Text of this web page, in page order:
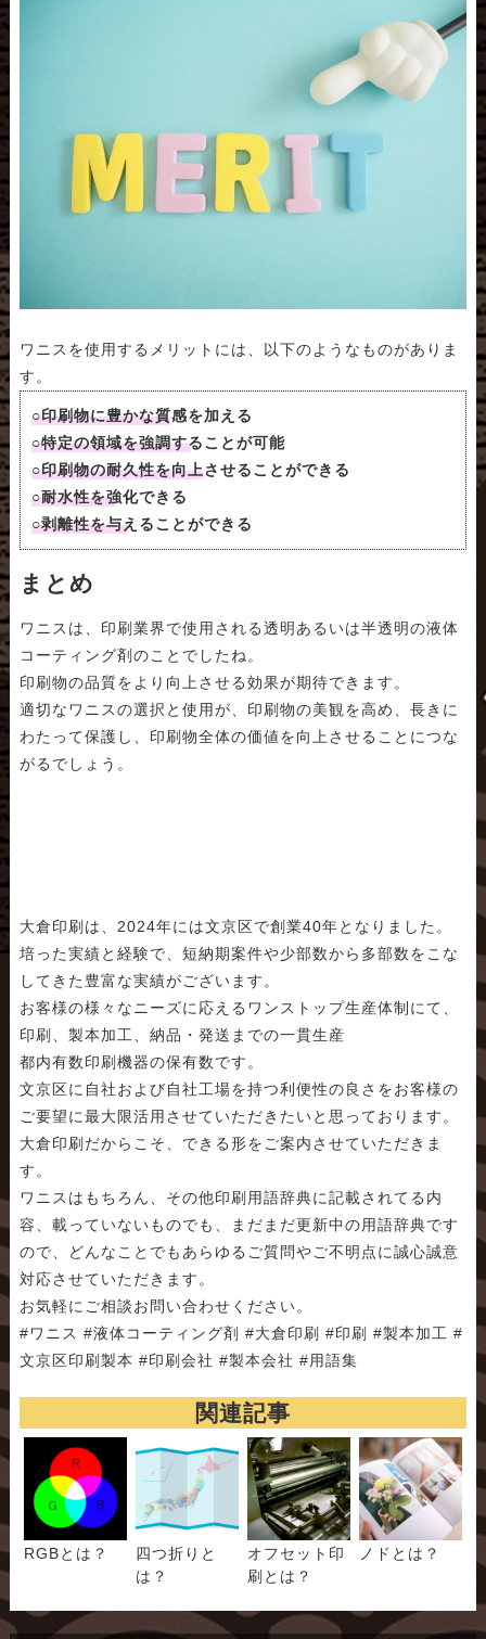
ワニスを使用するメリットには、以下のようなものがありま
す。
○印刷物に豊かな質感を加える
○特定の領域を強調することが可能
○印刷物の耐久性を向上させることができる
○耐水性を強化できる
○剥離性を与えることができる
まとめ
ワニスは、印刷業界で使用される透明あるいは半透明の液体
コーティング剤のことでしたね。
印刷物の品質をより向上させる効果が期待できます。
適切なワニスの選択と使用が、印刷物の美観を高め、長きに
わたって保護し、印刷物全体の価値を向上させることにつな
がるでしょう。
大倉印刷は、2024年には文京区で創業40年となりました。
培った実績と経験で、短納期案件や少部数から多部数をこな
してきた豊富な実績がございます。
お客様の様々なニーズに応えるワンストップ生産体制にて、
印刷、製本加工、納品・発送までの一貫生産
都内有数印刷機器の保有数です。
文京区に自社および自社工場を持つ利便性の良さをお客様の
ご要望に最大限活用させていただきたいと思っております。
大倉印刷だからこそ、できる形をご案内させていただきま
す。
ワニスはもちろん、その他印刷用語辞典に記載されてる内
容、載っていないものでも、まだまだ更新中の用語辞典です
ので、どんなことでもあらゆるご質問やご不明点に誠心誠意
対応させていただきます。
お気軽にご相談お問い合わせください。
#ワニス #液体コーティング剤 #大倉印刷 #印刷 #製本加工 #
文京区印刷製本 #印刷会社 #製本会社 #用語集
関連記事
RGBとは？
四つ折りと
は？
オフセット印
刷とは？
ノドとは？